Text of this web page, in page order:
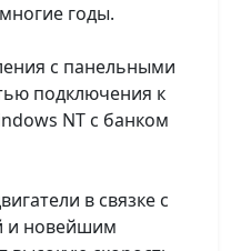
годы.
с панельными
подключения к
NT с банком
в связке с
и новейшим